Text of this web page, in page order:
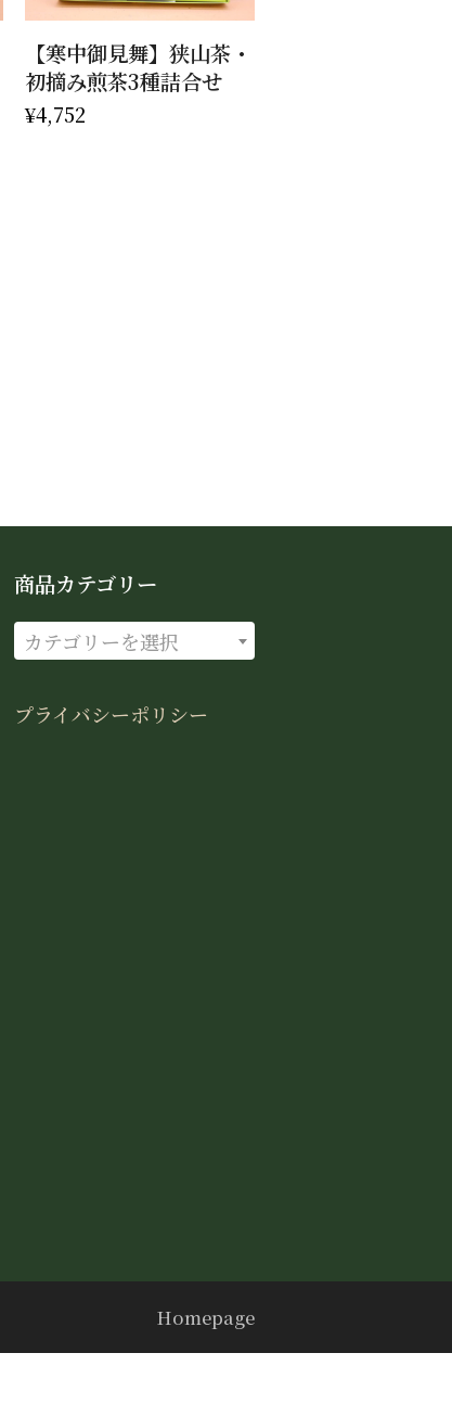
お買い物カゴに追加
【寒中御見舞】狭山茶・
初摘み煎茶3種詰合せ
¥4,752
商品カテゴリー
カテゴリーを選択
プライバシーポリシー
Homepage